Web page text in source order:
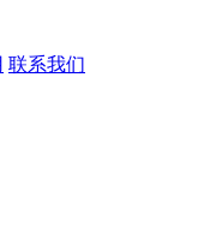
联系我们